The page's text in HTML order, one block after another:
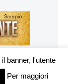
banner, l'utente
Per maggiori